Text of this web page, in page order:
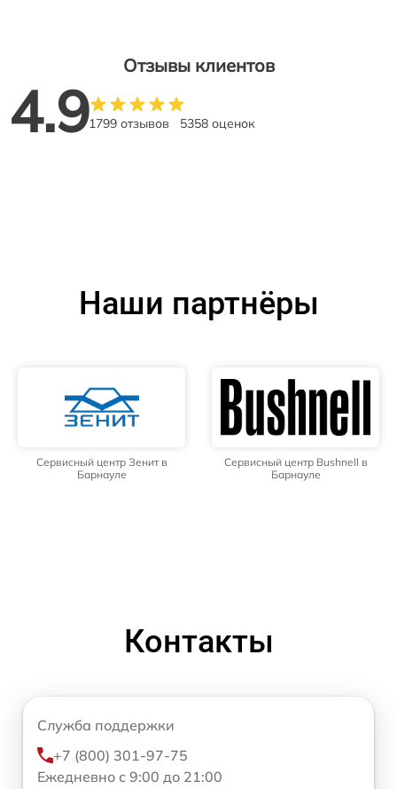
Отзывы клиентов
4.91799 отзывов 5358 оценок
Наши партнёры
Сервисный центр Зенит в
Барнауле
Сервисный центр Bushnell в
Барнауле
Контакты
Служба поддержки
+7 (800) 301-97-75
Ежедневно с 9:00 до 21:00